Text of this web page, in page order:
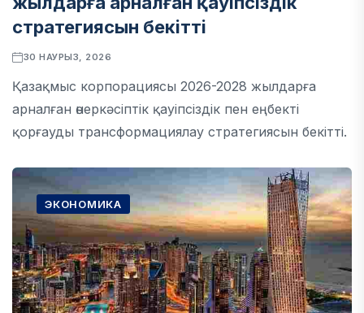
стратегиясын бекітті
30 НАУРЫЗ, 2026
Қазақмыс корпорациясы 2026-2028 жылдарға
арналған өнеркәсіптік қауіпсіздік пен еңбекті
қорғауды трансформациялау стратегиясын бекітті.
ЭКОНОМИКА